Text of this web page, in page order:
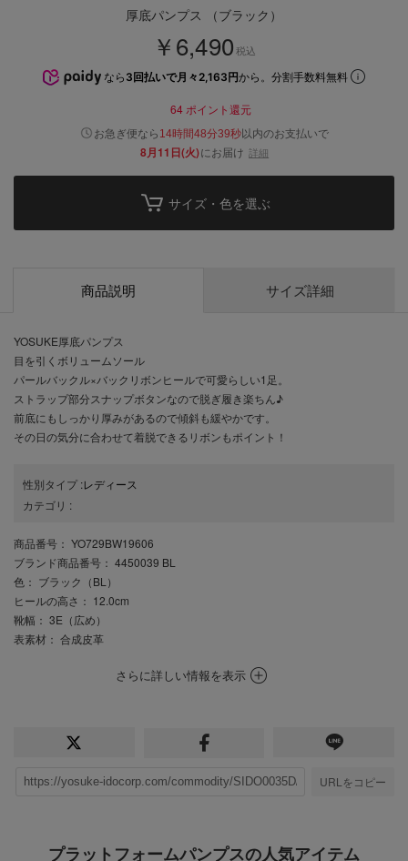
厚底パンプス （ブラック）
￥6,490 税込
なら 3回払いで月々2,163円から。分割手数料無料
64 ポイント還元
お急ぎ便なら 14時間48分39秒以内のお支払いで
8月11日(火)にお届け 詳細
サイズ・色を選ぶ
商品説明 サイズ詳細
YOSUKE厚底パンプス
目を引くボリュームソール
パールバックル×バックリボンヒールで可愛らしい1足。
ストラップ部分スナップボタンなので脱ぎ履き楽ちん♪
前底にもしっかり厚みがあるので傾斜も緩やかです。
その日の気分に合わせて着脱できるリボンもポイント！
性別タイプ :レディース
カテゴリ :
商品番号 ： YO729BW19606
ブランド商品番号 ： 4450039 BL
色 ： ブラック（BL）
ヒールの高さ ： 12.0cm
靴幅 ： 3E（広め）
表素材 ： 合成皮革
さらに詳しい情報を表示
URLをコピー
プラットフォームパンプスの人気アイテム